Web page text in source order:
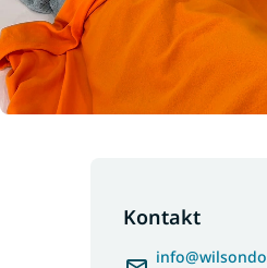
Kontakt
info@